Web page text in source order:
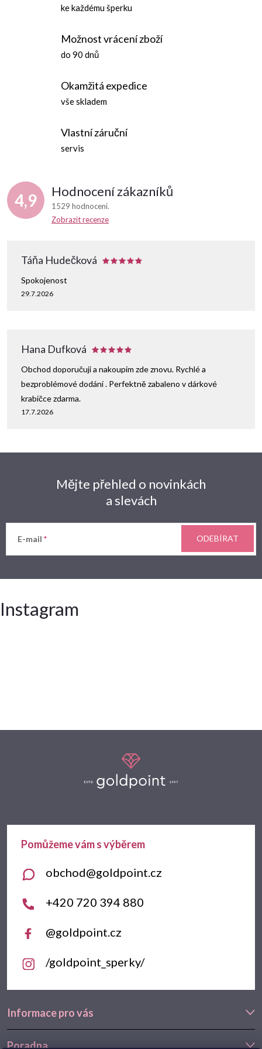
v
ý
ke každému šperku
Možnost vrácení zboží
do 90 dnů
Okamžitá expedice
vše skladem
Vlastní záruční
servis
4,9 Hodnocení zákazníků
1529 hodnocení
Zobrazit recenze
Táňa Hudečková
29.7.2026
Spokojenost
Hana Dufková
17.7.2026
Obchod doporučuji a nakoupím zde znovu. Rychlé a
bezproblémové dodání . Perfektně zabaleno v dárkové
krabičce zdarma.
Mějte přehled o novinkách
a slevách
E-mail ODEBÍRAT
Instagram
a
Informace pro vás
Poradna
obchod@goldpoint.cz
+420 720 394 880
@goldpoint.cz
/goldpoint_sperky/